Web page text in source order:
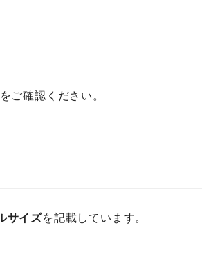
確認ください。
サイズを記載しています。